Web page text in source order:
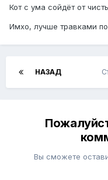
Кот с ума сойдёт от
Имхо, лучше травками
НАЗАД
Вы сможете